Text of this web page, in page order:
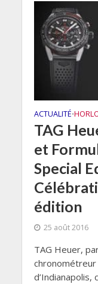
ACTUALITÉ•
TAG
et
Special
édition
25 août 2016
TAG Heuer,